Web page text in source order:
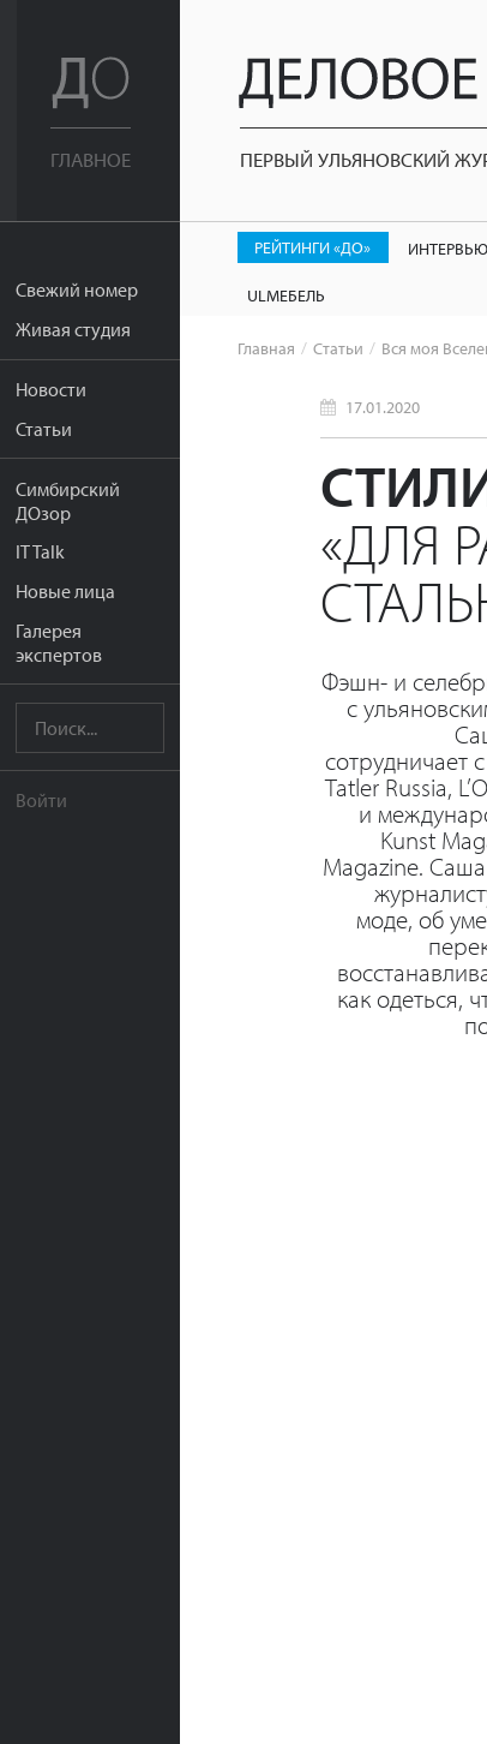
ГЛАВНОЕ
Свежий номер
Живая студия
Новости
Статьи
Симбирский
ДОзор
IT Talk
Новые лица
Галерея
экспертов
Войти
ПЕРВЫЙ УЛЬЯНОВСКИЙ
РЕЙТИНГИ «ДО» ИНТЕРВЬЮ
ULМЕБЕЛЬ
Главная Статьи Вся моя
17.01.2020
«ДЛЯ
Фэшн- и
с
сотрудничает
Tatler Russia,
и
Kunst
Magazine. Саша
моде, об
как одеться,